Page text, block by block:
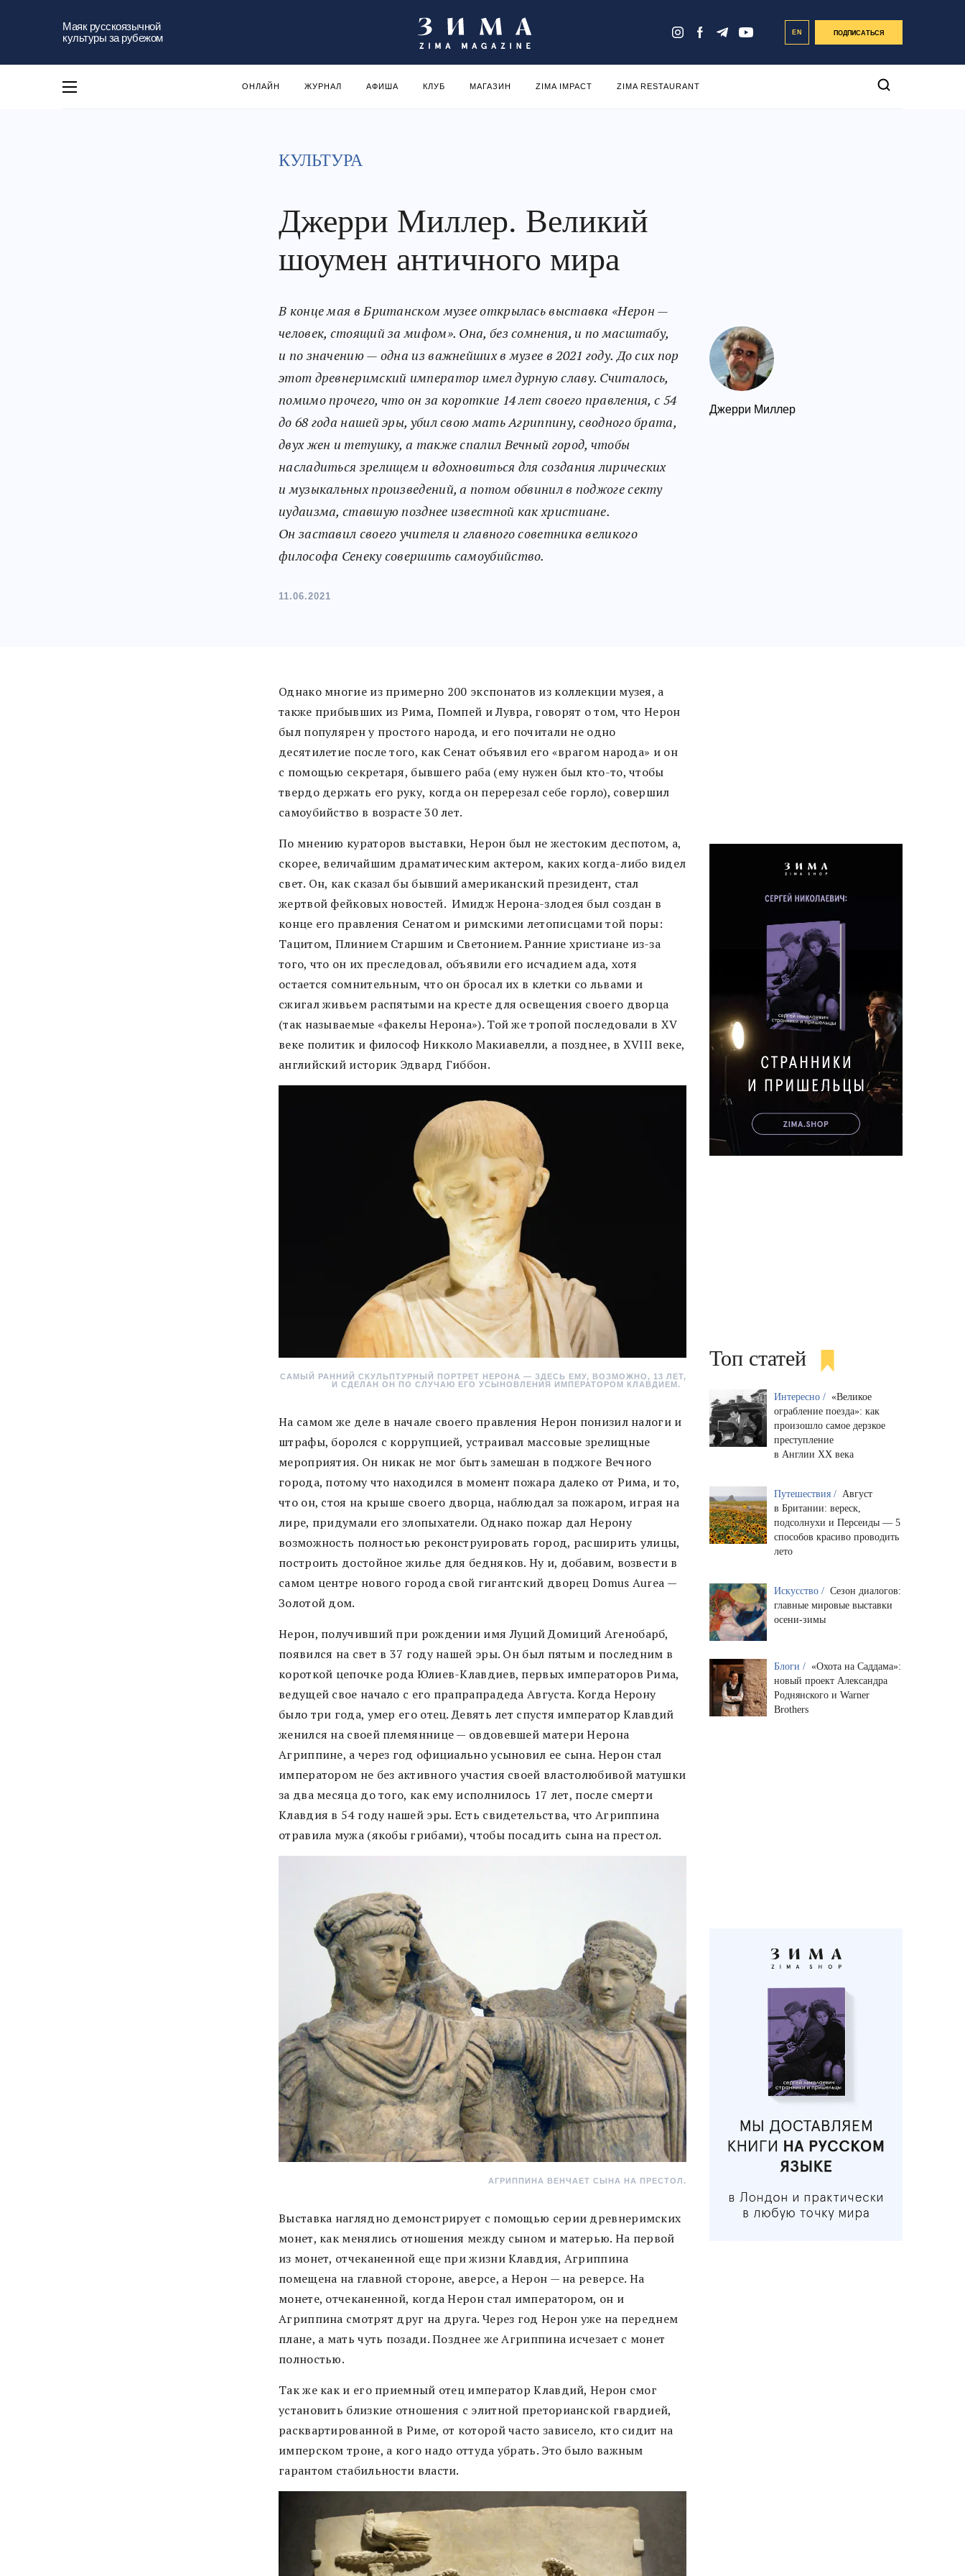
Маяк русскоязычной
культуры за рубежом
EN ПОДПИСАТЬСЯ
ОНЛАЙН ЖУРНАЛ АФИША КЛУБ МАГАЗИН ZIMA IMPACT ZIMA RESTAURANT
КУЛЬТУРА
Джерри Миллер. Великий
шоумен античного мира
В конце мая в Британском музее открылась выставка «Нерон —
человек, стоящий за мифом». Она, без сомнения, и по масштабу,
и по значению — одна из важнейших в музее в 2021 году. До сих пор
этот древнеримский император имел дурную славу. Считалось,
помимо прочего, что он за короткие 14 лет своего правления, с 54
до 68 года нашей эры, убил свою мать Агриппину, сводного брата,
двух жен и тетушку, а также спалил Вечный город, чтобы
насладиться зрелищем и вдохновиться для создания лирических
и музыкальных произведений, а потом обвинил в поджоге секту
иудаизма, ставшую позднее известной как христиане.
Он заставил своего учителя и главного советника великого
философа Сенеку совершить самоубийство.
11.06.2021
Джерри Миллер
Однако многие из примерно 200 экспонатов из коллекции музея, а
также прибывших из Рима, Помпей и Лувра, говорят о том, что Нерон
был популярен у простого народа, и его почитали не одно
десятилетие после того, как Сенат объявил его «врагом народа» и он
с помощью секретаря, бывшего раба (ему нужен был кто-то, чтобы
твердо держать его руку, когда он перерезал себе горло), совершил
самоубийство в возрасте 30 лет.
По мнению кураторов выставки, Нерон был не жестоким деспотом, а,
скорее, величайшим драматическим актером, каких когда-либо видел
свет. Он, как сказал бы бывший американский президент, стал
жертвой фейковых новостей. Имидж Нерона-злодея был создан в
конце его правления Сенатом и римскими летописцами той поры:
Тацитом, Плинием Старшим и Светонием. Ранние христиане из-за
того, что он их преследовал, объявили его исчадием ада, хотя
остается сомнительным, что он бросал их в клетки со львами и
сжигал живьем распятыми на кресте для освещения своего дворца
(так называемые «факелы Нерона»). Той же тропой последовали в XV
веке политик и философ Никколо Макиавелли, а позднее, в XVIII веке,
английский историк Эдвард Гиббон.
САМЫЙ РАННИЙ СКУЛЬПТУРНЫЙ ПОРТРЕТ НЕРОНА — ЗДЕСЬ ЕМУ, ВОЗМОЖНО, 13 ЛЕТ,
И СДЕЛАН ОН ПО СЛУЧАЮ ЕГО УСЫНОВЛЕНИЯ ИМПЕРАТОРОМ КЛАВДИЕМ.
На самом же деле в начале своего правления Нерон понизил налоги и
штрафы, боролся с коррупцией, устраивал массовые зрелищные
мероприятия. Он никак не мог быть замешан в поджоге Вечного
города, потому что находился в момент пожара далеко от Рима, и то,
что он, стоя на крыше своего дворца, наблюдал за пожаром, играя на
лире, придумали его злопыхатели. Однако пожар дал Нерону
возможность полностью реконструировать город, расширить улицы,
построить достойное жилье для бедняков. Ну и, добавим, возвести в
самом центре нового города свой гигантский дворец Domus Aurea —
Золотой дом.
Нерон, получивший при рождении имя Луций Домиций Агенобарб,
появился на свет в 37 году нашей эры. Он был пятым и последним в
короткой цепочке рода Юлиев-Клавдиев, первых императоров Рима,
ведущей свое начало с его прапрапрадеда Августа. Когда Нерону
было три года, умер его отец. Девять лет спустя император Клавдий
женился на своей племяннице — овдовевшей матери Нерона
Агриппине, а через год официально усыновил ее сына. Нерон стал
императором не без активного участия своей властолюбивой матушки
за два месяца до того, как ему исполнилось 17 лет, после смерти
Клавдия в 54 году нашей эры. Есть свидетельства, что Агриппина
отравила мужа (якобы грибами), чтобы посадить сына на престол.
АГРИППИНА ВЕНЧАЕТ СЫНА НА ПРЕСТОЛ.
Выставка наглядно демонстрирует с помощью серии древнеримских
монет, как менялись отношения между сыном и матерью. На первой
из монет, отчеканенной еще при жизни Клавдия, Агриппина
помещена на главной стороне, аверсе, а Нерон — на реверсе. На
монете, отчеканенной, когда Нерон стал императором, он и
Агриппина смотрят друг на друга. Через год Нерон уже на переднем
плане, а мать чуть позади. Позднее же Агриппина исчезает с монет
полностью.
Так же как и его приемный отец император Клавдий, Нерон смог
установить близкие отношения с элитной преторианской гвардией,
расквартированной в Риме, от которой часто зависело, кто сидит на
имперском троне, а кого надо оттуда убрать. Это было важным
гарантом стабильности власти.
Топ статей
Интересно / «Великое
ограбление поезда»: как
произошло самое дерзкое
преступление
в Англии XX века
Путешествия / Август
в Британии: вереск,
подсолнухи и Персеиды — 5
способов красиво проводить
лето
Искусство / Сезон диалогов:
главные мировые выставки
осени-зимы
Блоги / «Охота на Саддама»:
новый проект Александра
Роднянского и Warner
Brothers